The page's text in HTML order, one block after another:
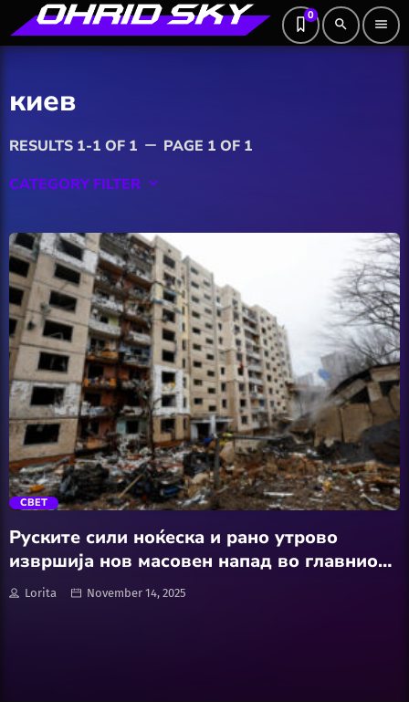
0
search menu
киев
RESULTS 1-1 OF 1 remove PAGE 1 OF 1
CATEGORY FILTER keyboard_arrow_down
Hobby
Software
Wellness
АвтоКлуб
Балкан
trending_flat
СВЕТ
Руските сили ноќеска и рано утрово
извршија нов масовен напад во главниот
град на Украина, Киев, што предизвикаа
Lorita November 14, 2025